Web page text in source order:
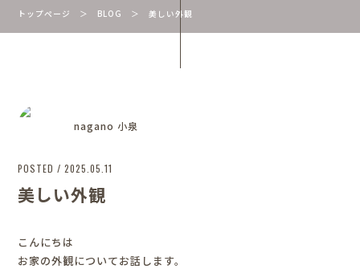
トップページ ＞ BLOG ＞美しい外観
nagano 小泉
POSTED / 2025.05.11
美しい外観
こんにちは
お家の外観についてお話します。